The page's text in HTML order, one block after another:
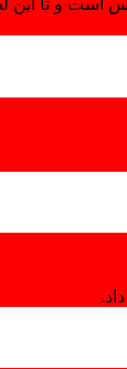
است و تا